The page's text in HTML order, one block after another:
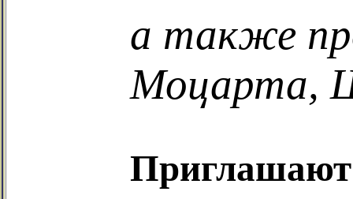
а также
Моцарта,